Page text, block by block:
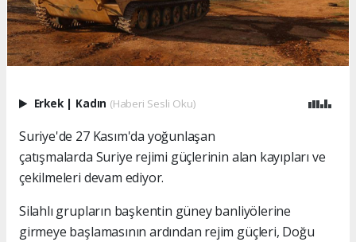
Erkek | Kadın (Haberi Sesli Oku)
Suriye'de 27 Kasım'da yoğunlaşan
çatışmalarda Suriye rejimi güçlerinin alan kayıpları ve
çekilmeleri devam ediyor.
Silahlı grupların başkentin güney banliyölerine
girmeye başlamasının ardından rejim güçleri, Doğu